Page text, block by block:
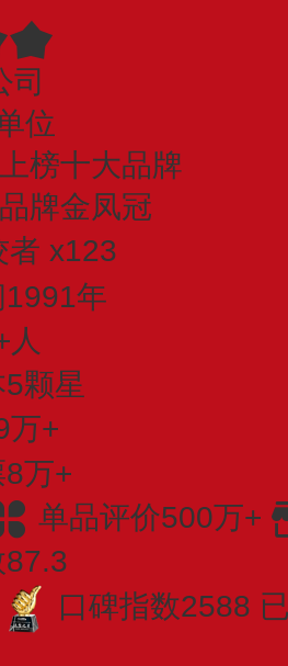
司
位
榜十大品牌
牌金凤冠
者 x123
1991年
人
颗星
万+
万+
单品评价500万+
87.3
口碑指数2588